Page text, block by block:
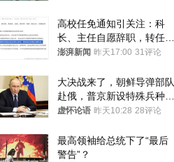
高校任免通知引关注：科
长、主任自愿辞职，转任思
政辅导员
澎湃新闻 昨天17:00 31评论
大决战来了，朝鲜导弹部队
赴俄，普京新设特殊兵种，
76岁老将扛旗
虚怀论语 昨天10:28 28评论
最高领袖给总统下了“最后
警告”？